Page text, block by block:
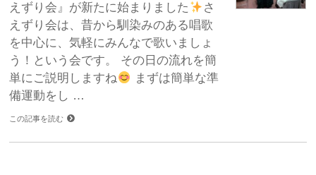
えずり会』が新たに始まりました
さ
えずり会は、昔から馴染みのある唱歌
を中心に、気軽にみんなで歌いましょ
う！という会です。 その日の流れを簡
単にご説明しますね
まずは簡単な準
備運動をし …
この記事を読む